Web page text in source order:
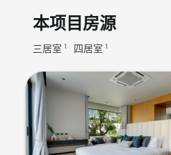
本项目房源
三居室 1 四居室 1